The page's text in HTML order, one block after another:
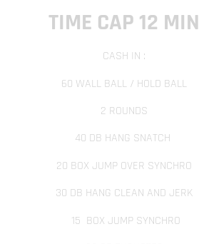
TIME CAP 12 MIN
CASH IN :
60 WALL BALL / HOLD BALL
2 ROUNDS
40 DB HANG SNATCH
20 BOX JUMP OVER SYNCHRO
30 DB HANG CLEAN AND JERK
15 BOX JUMP SYNCHRO